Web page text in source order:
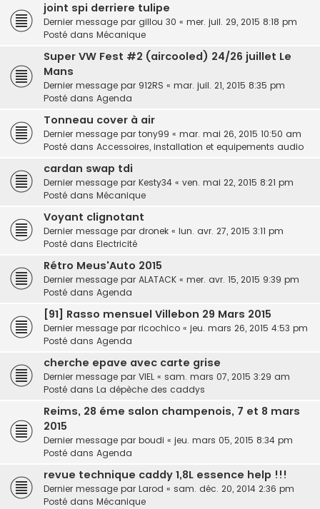
joint spi derriere tulipe
Dernier message par gillou 30 « mer. juil. 29, 2015 8:18 pm
Posté dans Mécanique
Super VW Fest #2 (aircooled) 24/26 juillet Le
Mans
Dernier message par 912RS « mar. juil. 21, 2015 8:35 pm
Posté dans Agenda
Tonneau cover à air
Dernier message par tony99 « mar. mai 26, 2015 10:50 am
Posté dans Accessoires, installation et equipements audio
cardan swap tdi
Dernier message par Kesty34 « ven. mai 22, 2015 8:21 pm
Posté dans Mécanique
Voyant clignotant
Dernier message par dronek « lun. avr. 27, 2015 3:11 pm
Posté dans Electricité
Rétro Meus'Auto 2015
Dernier message par ALATACK « mer. avr. 15, 2015 9:39 pm
Posté dans Agenda
[91] Rasso mensuel Villebon 29 Mars 2015
Dernier message par ricochico « jeu. mars 26, 2015 4:53 pm
Posté dans Agenda
cherche epave avec carte grise
Dernier message par VIEL « sam. mars 07, 2015 3:29 am
Posté dans La dépèche des caddys
Reims, 28 éme salon champenois, 7 et 8 mars
2015
Dernier message par boudi « jeu. mars 05, 2015 8:34 pm
Posté dans Agenda
revue technique caddy 1,8L essence help !!!
Dernier message par Larod « sam. déc. 20, 2014 2:36 pm
Posté dans Mécanique